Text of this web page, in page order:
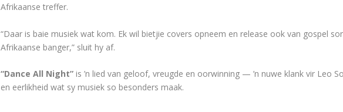
Afrikaanse treffer.
“Daar is baie musiek wat kom. Ek wil bietjie covers opneem en release ook van gospel
Afrikaanse banger,” sluit hy af.
“Dance All Night”is ’n lied van geloof, vreugde en oorwinning — ’n nuwe klank vir Leo
en eerlikheid wat sy musiek so besonders maak.